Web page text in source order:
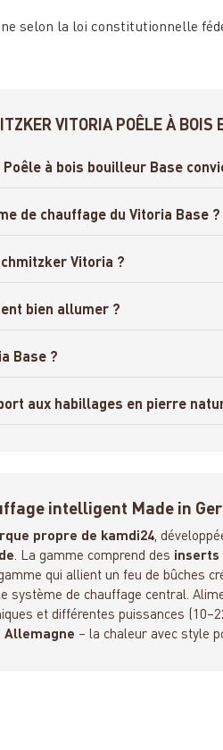
selon la loi constitutionnelle
VITORIA POÊLE À BOIS
à bois bouilleur Base
de chauffage du Vitoria Base ?
Vitoria ?
bien allumer ?
Base ?
aux habillages en pierre
intelligent Made in
propre de kamdi24,
. La gamme comprend des inserts
qui allient un feu de bûches
système de chauffage central.
et différentes puissances
Allemagne – la chaleur avec style